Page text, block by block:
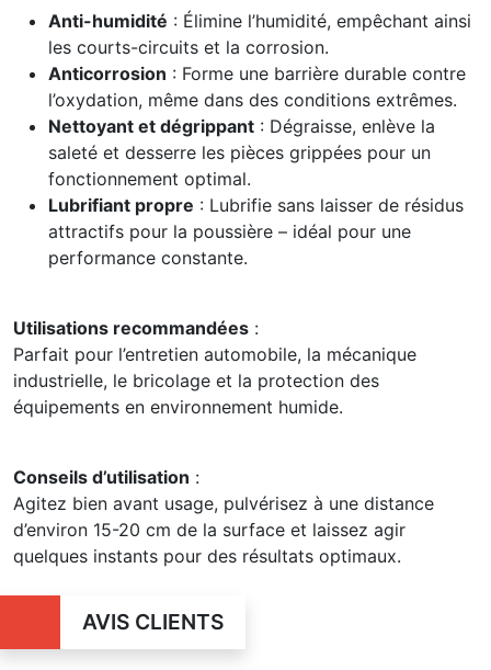
Anti-humidité : Élimine l’humidité, empêchant ainsi
les courts-circuits et la corrosion.
Anticorrosion : Forme une barrière durable contre
l’oxydation, même dans des conditions extrêmes.
Nettoyant et dégrippant : Dégraisse, enlève la
saleté et desserre les pièces grippées pour un
fonctionnement optimal.
Lubrifiant propre : Lubrifie sans laisser de résidus
attractifs pour la poussière – idéal pour une
performance constante.
Utilisations recommandées :
Parfait pour l’entretien automobile, la mécanique
industrielle, le bricolage et la protection des
équipements en environnement humide.
Conseils d’utilisation :
Agitez bien avant usage, pulvérisez à une distance
d’environ 15-20 cm de la surface et laissez agir
quelques instants pour des résultats optimaux.
AVIS CLIENTS